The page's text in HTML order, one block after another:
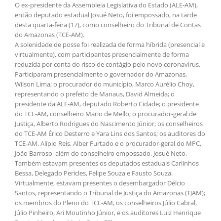
O ex-presidente da Assembleia Legislativa do Estado (ALE-AM),
então deputado estadual Josué Neto, foi empossado, na tarde
desta quarta-feira (17), como conselheiro do Tribunal de Contas
do Amazonas (TCE-AM).
A solenidade de posse foi realizada de forma híbrida (presencial e
virtualmente), com participantes presencialmente de forma
reduzida por conta do risco de contágio pelo novo coronavírus.
Participaram presencialmente o governador do Amazonas,
Wilson Lima; o procurador do município, Marco Aurélio Choy,
representando o prefeito de Manaus, David Almeida; o
presidente da ALE-AM, deputado Roberto Cidade; o presidente
do TCE-AM, conselheiro Mario de Mello; o procurador-geral de
Justiça, Alberto Rodrigues do Nascimento Júnior; os conselheiros
do TCE-AM Érico Desterro e Yara Lins dos Santos; os auditores do
TCE-AM, Alípio Reis, Alber Furtado e o procurador-geral do MPC,
João Barroso, além do conselheiro empossado, Josué Neto.
Também estavam presentes os deputados estaduais Carlinhos
Bessa, Delegado Pericles, Felipe Souza e Fausto Souza.
Virtualmente, estavam presentes o desembargador Délcio
Santos, representando o Tribunal de Justiça do Amazonas (TJAM);
os membros do Pleno do TCE-AM, os conselheiros Júlio Cabral,
Júlio Pinheiro, Ari Moutinho Júnior, e os auditores Luiz Henrique